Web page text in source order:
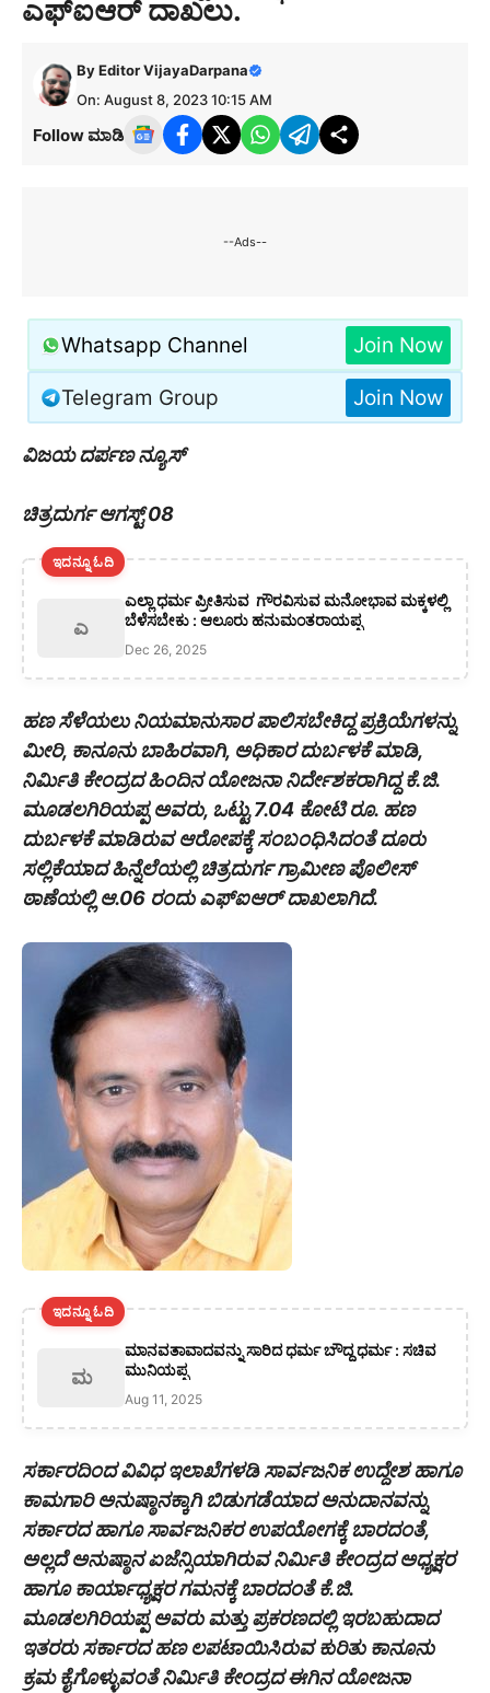
ಎಫ್‍ಐಆರ್ ದಾಖಲು.
ByEditor VijayaDarpana
On: August 8, 2023 10:15 AM
Follow ಮಾಡಿ
--Ads--
Whatsapp Channel Join Now
Telegram Group Join Now
ವಿಜಯ ದರ್ಪಣ ನ್ಯೂಸ್
ಚಿತ್ರದುರ್ಗ ಆಗಸ್ಟ್ 08
ಇದನ್ನೂ ಓದಿ
ಎ
ಎಲ್ಲಾ ಧರ್ಮ ಪ್ರೀತಿಸುವ ಗೌರವಿಸುವ ಮನೋಭಾವ ಮಕ್ಕಳಲ್ಲಿ
ಬೆಳೆಸಬೇಕು : ಆಲೂರು ಹನುಮಂತರಾಯಪ್ಪ
Dec 26, 2025
ಹಣ ಸೆಳೆಯಲು ನಿಯಮಾನುಸಾರ ಪಾಲಿಸಬೇಕಿದ್ದ ಪ್ರಕ್ರಿಯೆಗಳನ್ನು
ಮೀರಿ, ಕಾನೂನು ಬಾಹಿರವಾಗಿ, ಅಧಿಕಾರ ದುರ್ಬಳಕೆ ಮಾಡಿ,
ನಿರ್ಮಿತಿ ಕೇಂದ್ರದ ಹಿಂದಿನ ಯೋಜನಾ ನಿರ್ದೇಶಕರಾಗಿದ್ದ ಕೆ.ಜಿ.
ಮೂಡಲಗಿರಿಯಪ್ಪ ಅವರು, ಒಟ್ಟು 7.04 ಕೋಟಿ ರೂ. ಹಣ
ದುರ್ಬಳಕೆ ಮಾಡಿರುವ ಆರೋಪಕ್ಕೆ ಸಂಬಂಧಿಸಿದಂತೆ ದೂರು
ಸಲ್ಲಿಕೆಯಾದ ಹಿನ್ನೆಲೆಯಲ್ಲಿ ಚಿತ್ರದುರ್ಗ ಗ್ರಾಮೀಣ ಪೊಲೀಸ್
ಠಾಣೆಯಲ್ಲಿ ಆ.06 ರಂದು ಎಫ್‍ಐಆರ್ ದಾಖಲಾಗಿದೆ.
ಇದನ್ನೂ ಓದಿ
ಮ
ಮಾನವತಾವಾದವನ್ನು ಸಾರಿದ ಧರ್ಮ ಬೌದ್ದ ಧರ್ಮ : ಸಚಿವ
ಮುನಿಯಪ್ಪ
Aug 11, 2025
ಸರ್ಕಾರದಿಂದ ವಿವಿಧ ಇಲಾಖೆಗಳಡಿ ಸಾರ್ವಜನಿಕ ಉದ್ದೇಶ ಹಾಗೂ
ಕಾಮಗಾರಿ ಅನುಷ್ಠಾನಕ್ಕಾಗಿ ಬಿಡುಗಡೆಯಾದ ಅನುದಾನವನ್ನು
ಸರ್ಕಾರದ ಹಾಗೂ ಸಾರ್ವಜನಿಕರ ಉಪಯೋಗಕ್ಕೆ ಬಾರದಂತೆ,
ಅಲ್ಲದೆ ಅನುಷ್ಠಾನ ಏಜೆನ್ಸಿಯಾಗಿರುವ ನಿರ್ಮಿತಿ ಕೇಂದ್ರದ ಅಧ್ಯಕ್ಷರ
ಹಾಗೂ ಕಾರ್ಯಾಧ್ಯಕ್ಷರ ಗಮನಕ್ಕೆ ಬಾರದಂತೆ ಕೆ.ಜಿ.
ಮೂಡಲಗಿರಿಯಪ್ಪ ಅವರು ಮತ್ತು ಪ್ರಕರಣದಲ್ಲಿ ಇರಬಹುದಾದ
ಇತರರು ಸರ್ಕಾರದ ಹಣ ಲಪಟಾಯಿಸಿರುವ ಕುರಿತು ಕಾನೂನು
ಕ್ರಮ ಕೈಗೊಳ್ಳುವಂತೆ ನಿರ್ಮಿತಿ ಕೇಂದ್ರದ ಈಗಿನ ಯೋಜನಾ